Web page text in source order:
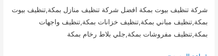
شركة تنظيف بيوت بمكة افضل شركة تنظيف منازل بمكة,تنظيف بيوت
بمكة,تنظيف مباني بمكة,تنظيف خزانات بمكة,تنظيف واجهات
بمكة,تنظيف مفروشات بمكة,جلي بلاط رخام بمكة